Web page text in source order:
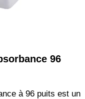
96
à 96 puits est un